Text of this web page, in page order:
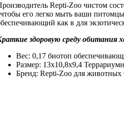
Repti-Zoo чистом
его легко мыть ваши питомцы
как в для
здоровую среду обитания
Вес: 0,17 биотоп
Размер: 13х10,8х9,4
Бренд: Repti-Zoo для животных